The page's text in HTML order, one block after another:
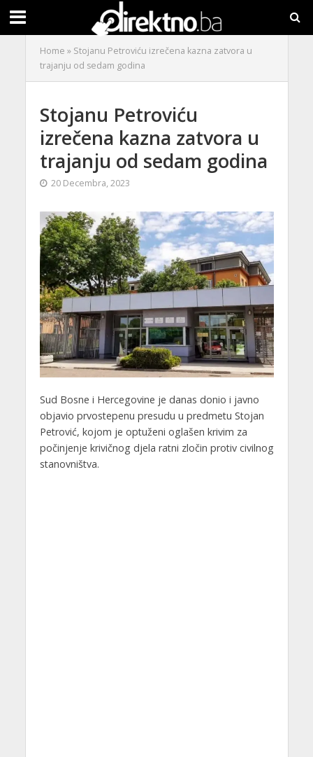
Home » Stojanu Petroviću izrečena kazna zatvora u
trajanju od sedam godina
Stojanu Petroviću
izrečena kazna zatvora u
trajanju od sedam godina
20 Decembra, 2023
Sud Bosne i Hercegovine je danas donio i javno
objavio prvostepenu presudu u predmetu Stojan
Petrović, kojom je optuženi oglašen krivim za
počinjenje krivičnog djela ratni zločin protiv civilnog
stanovništva.